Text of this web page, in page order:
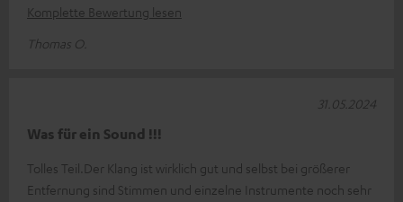
Komplette Bewertung lesen
Thomas O.
Was für ein Sound !!!
Tolles Teil.Der Klang ist wirklich gut und selbst bei größerer
Entfernung sind Stimmen und einzelne Instrumente noch sehr
31.05.2024